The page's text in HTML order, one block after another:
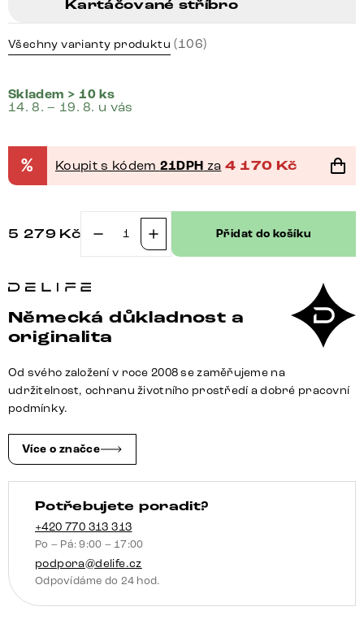
Kartáčované stříbro
Všechny varianty produktu (106)
Skladem > 10 ks
14. 8. – 19. 8. u vás
% Koupit s kódem 21DPH za 4 170 Kč
5 279 Kč
Taimi-
mikrovlákno
šedá
vintage
jídelní
nerezová
ocel
množství
Přidat do košíku
Německá důkladnost a
originalita
Od svého založení v roce 2008 se zaměřujeme na
udržitelnost, ochranu životního prostředí a dobré pracovní
podmínky.
Více o značce
Potřebujete poradit?
+420 770 313 313
Po – Pá: 9:00 – 17:00
podpora@delife.cz
Odpovídáme do 24 hod.